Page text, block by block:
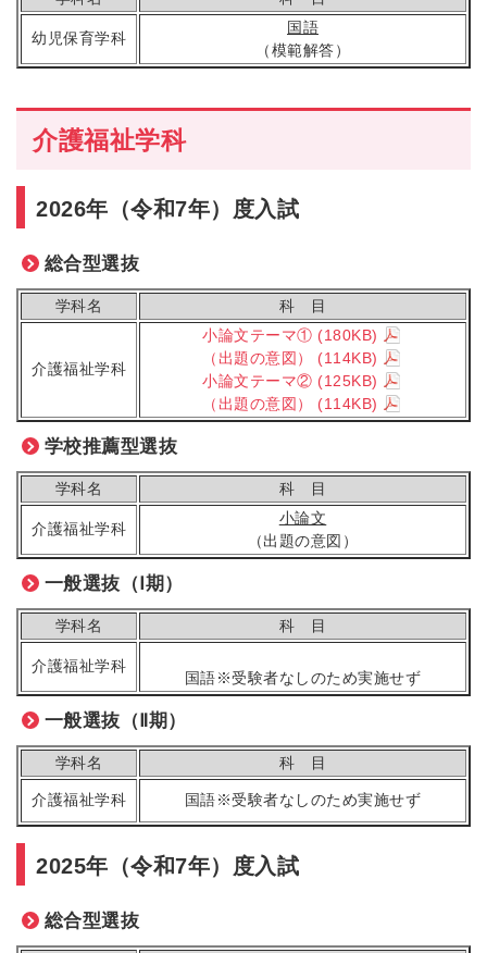
幼児保育学科
国語
（模範解答）
介護福祉学科
2026年（令和7年）度入試
総合型選抜
学科名 科 目
介護福祉学科
小論文テーマ① (180KB)
（出題の意図）
(114KB)
小論文テーマ② (125KB)
（出題の意図）
(114KB)
学校推薦型選抜
学科名 科 目
介護福祉学科
小論文
（出題の意図）
一般選抜（Ⅰ期）
学科名 科 目
介護福祉学科
国語※受験者なしのため実施せず
一般選抜（Ⅱ期）
学科名 科 目
介護福祉学科 国語※受験者なしのため実施せず
2025年（令和7年）度入試
総合型選抜